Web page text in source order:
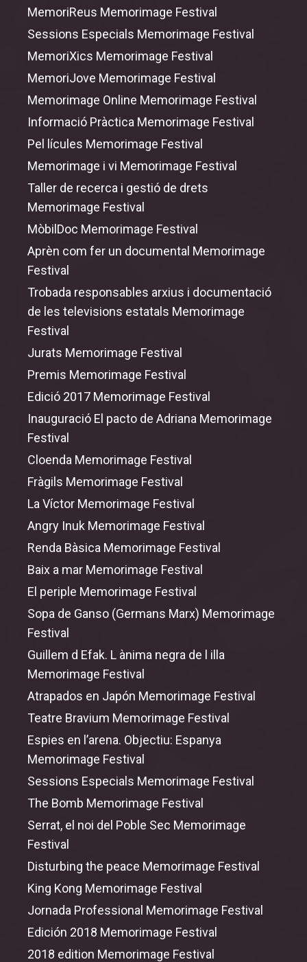
MemoriReus Memorimage Festival
Sessions Especials Memorimage Festival
MemoriXics Memorimage Festival
MemoriJove Memorimage Festival
Memorimage Online Memorimage Festival
Informació Pràctica Memorimage Festival
Pel lícules Memorimage Festival
Memorimage i vi Memorimage Festival
Taller de recerca i gestió de drets
Memorimage Festival
MòbilDoc Memorimage Festival
Aprèn com fer un documental Memorimage
Festival
Trobada responsables arxius i documentació
de les televisions estatals Memorimage
Festival
Jurats Memorimage Festival
Premis Memorimage Festival
Edició 2017 Memorimage Festival
Inauguració El pacto de Adriana Memorimage
Festival
Cloenda Memorimage Festival
Fràgils Memorimage Festival
La Víctor Memorimage Festival
Angry Inuk Memorimage Festival
Renda Bàsica Memorimage Festival
Baix a mar Memorimage Festival
El periple Memorimage Festival
Sopa de Ganso (Germans Marx) Memorimage
Festival
Guillem d Efak. L ànima negra de l illa
Memorimage Festival
Atrapados en Japón Memorimage Festival
Teatre Bravium Memorimage Festival
Espies en l’arena. Objectiu: Espanya
Memorimage Festival
Sessions Especials Memorimage Festival
The Bomb Memorimage Festival
Serrat, el noi del Poble Sec Memorimage
Festival
Disturbing the peace Memorimage Festival
King Kong Memorimage Festival
Jornada Professional Memorimage Festival
Edición 2018 Memorimage Festival
2018 edition Memorimage Festival